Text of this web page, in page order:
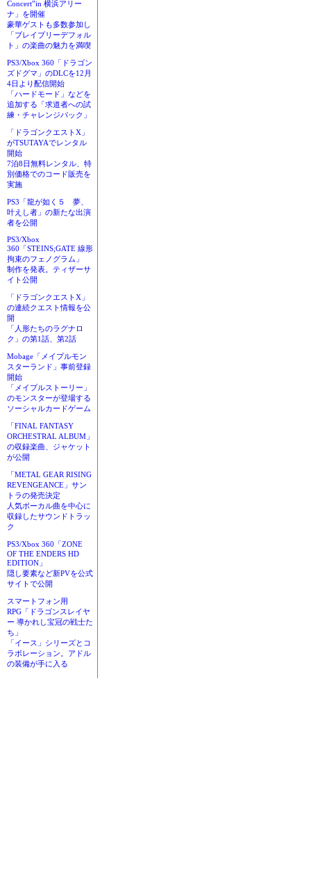
Concert”in 横浜アリー
ナ」を開催
豪華ゲストも多数参加し
「ブレイブリーデフォル
ト」の楽曲の魅力を満喫
PS3/Xbox 360「ドラゴン
ズドグマ」のDLCを12月
4日より配信開始
「ハードモード」などを
追加する「求道者への試
練・チャレンジパック」
「ドラゴンクエストX」
がTSUTAYAでレンタル
開始
7泊8日無料レンタル、特
別価格でのコード販売を
実施
PS3「龍が如く５ 夢、
叶えし者」の新たな出演
者を公開
PS3/Xbox
360「STEINS;GATE 線形
拘束のフェノグラム」
制作を発表。ティザーサ
イト公開
「ドラゴンクエストX」
の連続クエスト情報を公
開
「人形たちのラグナロ
ク」の第1話、第2話
Mobage「メイプルモン
スターランド」事前登録
開始
「メイプルストーリー」
のモンスターが登場する
ソーシャルカードゲーム
「FINAL FANTASY
ORCHESTRAL ALBUM」
の収録楽曲、ジャケット
が公開
「METAL GEAR RISING
REVENGEANCE」サン
トラの発売決定
人気ボーカル曲を中心に
収録したサウンドトラッ
ク
PS3/Xbox 360「ZONE
OF THE ENDERS HD
EDITION」
隠し要素など新PVを公式
サイトで公開
スマートフォン用
RPG「ドラゴンスレイヤ
ー 導かれし宝冠の戦士た
ち」
「イース」シリーズとコ
ラボレーション。アドル
の装備が手に入る